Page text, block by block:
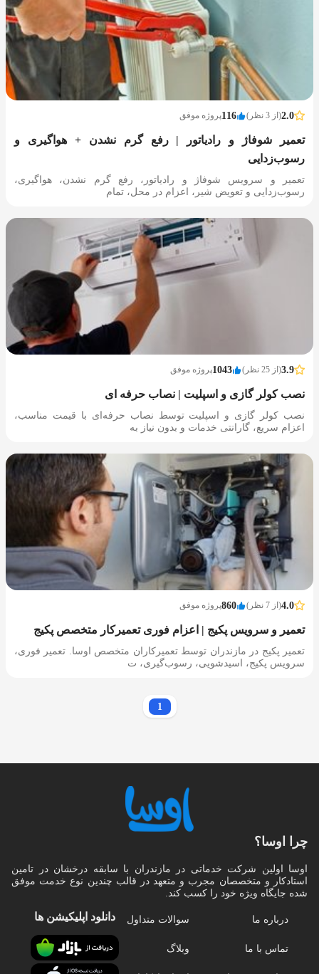
2.0(از 3 نظر) 116پروژه موفق
تعمیر شوفاژ و رادیاتور | رفع گرم نشدن + هواگیری و
رسوب‌زدایی
تعمیر و سرویس شوفاژ و رادیاتور، رفع گرم نشدن، هواگیری،
رسوب‌زدایی و تعویض شیر، اعزام در محل، تمام
3.9(از 25 نظر) 1043پروژه موفق
نصب کولر گازی و اسپلیت | نصاب حرفه ای
نصب کولر گازی و اسپلیت توسط نصاب حرفه‌ای با قیمت مناسب،
اعزام سریع، گارانتی خدمات و بدون نیاز به
4.0(از 7 نظر) 860پروژه موفق
تعمیر و سرویس پکیج | اعزام فوری تعمیرکار متخصص پکیج
تعمیر پکیج در مازندران توسط تعمیرکاران متخصص اوسا. تعمیر فوری،
سرویس پکیج، اسیدشویی، رسوب‌گیری، ت
1
چرا اوسا؟
اوسا اولین شرکت خدماتی در مازندران با سابقه درخشان در تامین
استادکار و متخصصان مجرب و متعهد در قالب چندین نوع خدمت موفق
شده جایگاه ویژه خود را کسب کند.
درباره ما سوالات متداول
تماس با ما وبلاگ
دانلود اپلیکیشن‌ ها